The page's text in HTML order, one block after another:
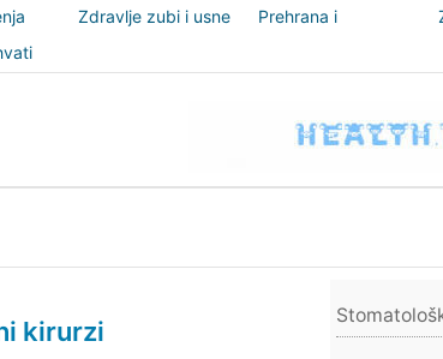
Zdravlje zubi i usne
Prehrana i
kirurzi